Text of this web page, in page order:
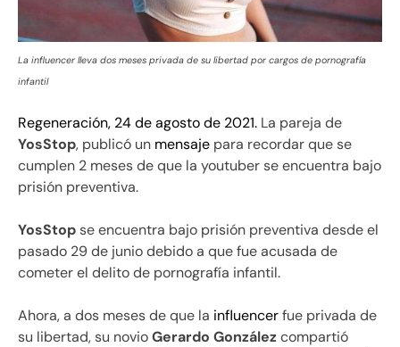
La influencer lleva dos meses privada de su libertad por cargos de pornografía
infantil
Regeneración, 24 de agosto de 2021. La pareja de
YosStop, publicó un mensaje para recordar que se
cumplen 2 meses de que la youtuber se encuentra bajo
prisión preventiva.
YosStopse encuentra bajo prisión preventiva desde el
pasado 29 de junio debido a que fue acusada de
cometer el delito de pornografía infantil.
Ahora, a dos meses de que la influencerfue privada de
su libertad, su novioGerardo Gonzálezcompartió